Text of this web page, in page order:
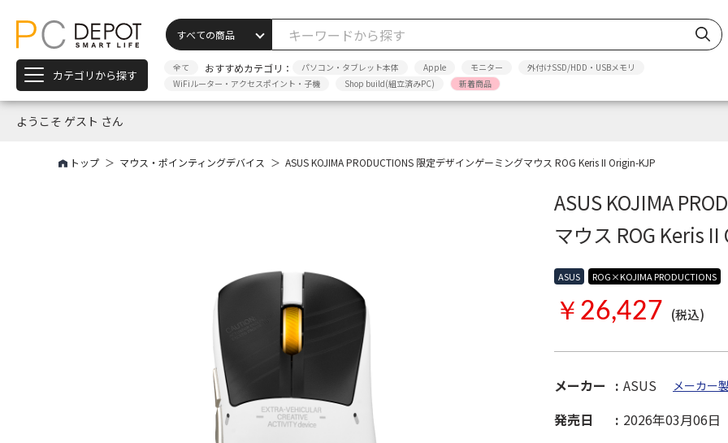
カテゴリから探す 全て おすすめカテゴリ： パソコン・タブレット本体 Apple モニター
外付けSSD/HDD・USBメモリ
WiFiルーター・アクセスポイント・子機
Shop build(組立済みPC) 新着商品
ようこそ ゲスト さん
トップ マウス・ポインティングデバイス ASUS KOJIMA PRODUCTIONS 限定デザインゲーミングマウス ROG Keris II Origin-KJP
ASUS KOJIMA
マウス ROG Keris
ASUS ROG×KOJIMA PRODUCTIONS
￥26,427 (税込)
メーカー ASUS メーカー
発売日
2026年03月06日